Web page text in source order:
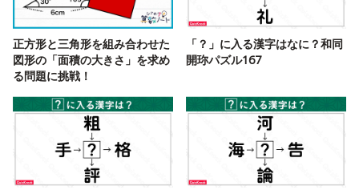
正方形と三角形を組み合わせた
図形の「面積の大きさ」を求め
る問題に挑戦！
「？」に入る漢字はなに？和同
開珎パズル167